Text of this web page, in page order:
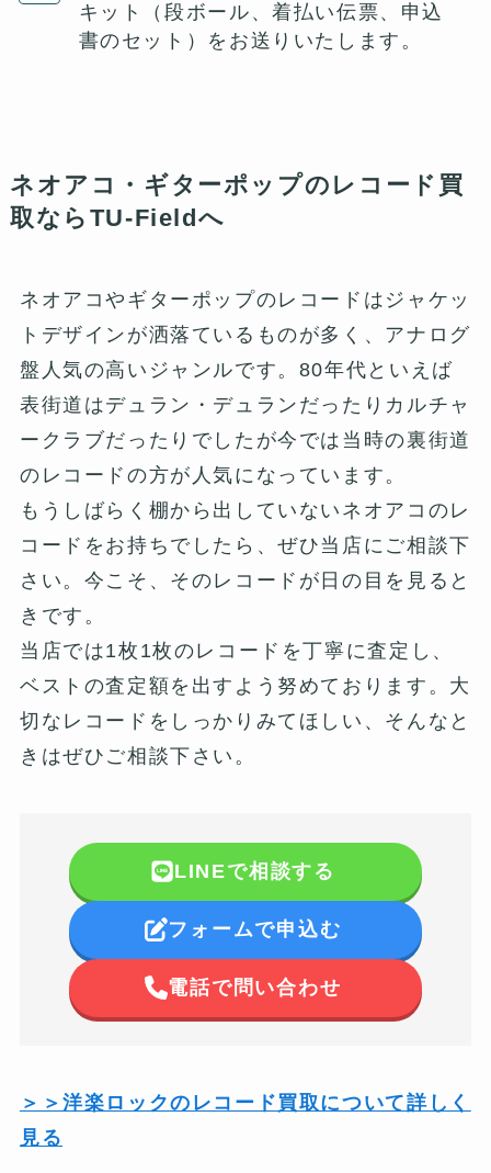
キット（段ボール、着払い伝票、申込
書のセット）をお送りいたします。
ネオアコ・ギターポップのレコード買
取ならTU-Fieldへ
ネオアコやギターポップのレコードはジャケッ
トデザインが洒落ているものが多く、アナログ
盤人気の高いジャンルです。80年代といえば
表街道はデュラン・デュランだったりカルチャ
ークラブだったりでしたが今では当時の裏街道
のレコードの方が人気になっています。
もうしばらく棚から出していないネオアコのレ
コードをお持ちでしたら、ぜひ当店にご相談下
さい。今こそ、そのレコードが日の目を見ると
きです。
当店では1枚1枚のレコードを丁寧に査定し、
ベストの査定額を出すよう努めております。大
切なレコードをしっかりみてほしい、そんなと
きはぜひご相談下さい。
LINEで相談する
フォームで申込む
電話で問い合わせ
＞＞洋楽ロックのレコード買取について詳しく
見る